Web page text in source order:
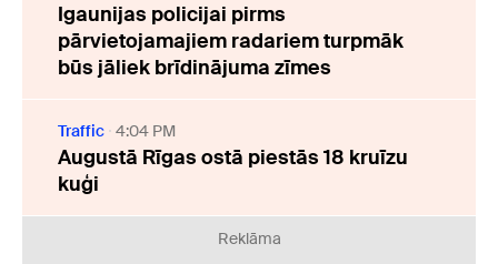
Igaunijas policijai pirms
pārvietojamajiem radariem turpmāk
būs jāliek brīdinājuma zīmes
Traffic 4:04 PM
Augustā Rīgas ostā piestās 18 kruīzu
kuģi
Reklāma